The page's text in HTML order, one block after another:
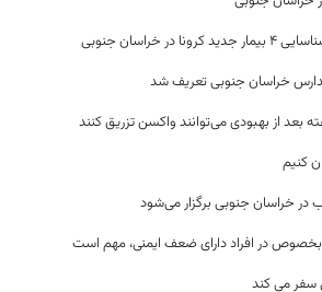
خراسان جنوبی تعریف شد
کنیم
در خراسان جنوبی برگزار می‌شود
در افراد دارای ضعف ایمنی، مهم است
سفر می کند